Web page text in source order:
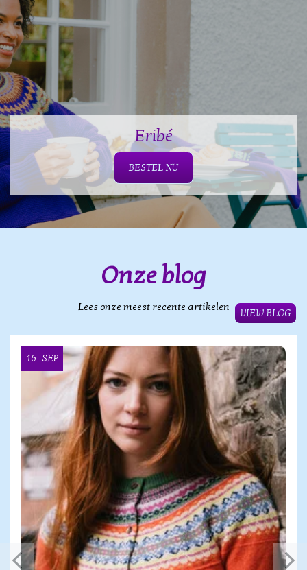
Eribé
BESTEL NU
Onze blog
Lees onze meest recente artikelen
VIEW BLOG
16 SEP